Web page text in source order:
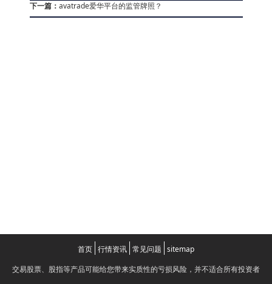
下一篇： avatrade爱华平台的监管牌照‌？
首页 行情资讯 常见问题 sitemap
交易股票、股指等产品可能给您带来实质性的亏损风险，并不适合所有投资者